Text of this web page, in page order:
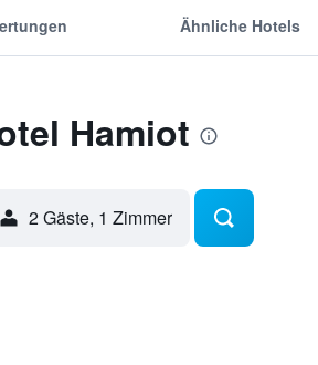
Ähnliche Hotels
Hamiot
2 Gäste, 1 Zimmer